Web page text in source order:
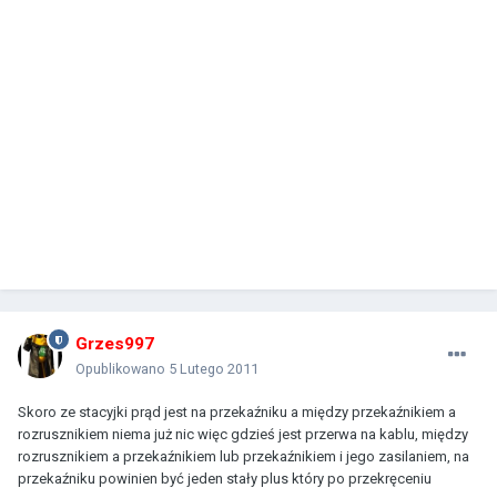
Grzes997
Opublikowano 5 Lutego 2011
Skoro ze stacyjki prąd jest na przekaźniku a między przekaźnikiem a
rozrusznikiem niema już nic więc gdzieś jest przerwa na kablu, między
rozrusznikiem a przekaźnikiem lub przekaźnikiem i jego zasilaniem, na
przekaźniku powinien być jeden stały plus który po przekręceniu